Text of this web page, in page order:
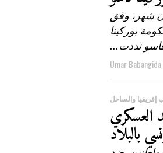
شهر، وفق
بوركينا
نددت...
Umar Babangida
إفريقيا والساحل
العسكري
بالبلاد